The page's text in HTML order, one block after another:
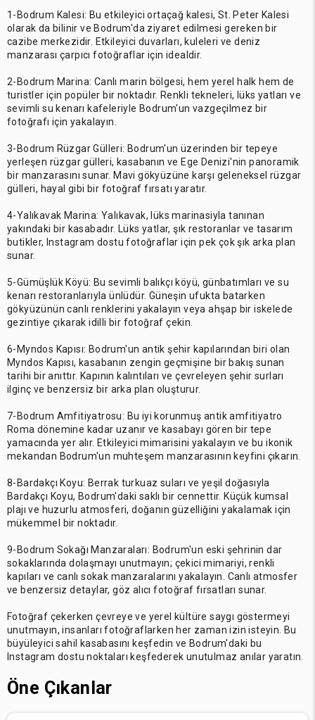
1-Bodrum Kalesi: Bu etkileyici ortaçağ kalesi, St. Peter Kalesi
olarak da bilinir ve Bodrum'da ziyaret edilmesi gereken bir
cazibe merkezidir. Etkileyici duvarları, kuleleri ve deniz
manzarası çarpıcı fotoğraflar için idealdir.
2-Bodrum Marina: Canlı marin bölgesi, hem yerel halk hem de
turistler için popüler bir noktadır. Renkli tekneleri, lüks yatları ve
sevimli su kenarı kafeleriyle Bodrum'un vazgeçilmez bir
fotoğrafı için yakalayın.
3-Bodrum Rüzgar Gülleri: Bodrum'un üzerinden bir tepeye
yerleşen rüzgar gülleri, kasabanın ve Ege Denizi'nin panoramik
bir manzarasını sunar. Mavi gökyüzüne karşı geleneksel rüzgar
gülleri, hayal gibi bir fotoğraf fırsatı yaratır.
4-Yalıkavak Marina: Yalıkavak, lüks marinasiyla tanınan
yakındaki bir kasabadır. Lüks yatlar, şık restoranlar ve tasarım
butikler, Instagram dostu fotoğraflar için pek çok şık arka plan
sunar.
5-Gümüşlük Köyü: Bu sevimli balıkçı köyü, günbatımları ve su
kenarı restoranlarıyla ünlüdür. Güneşin ufukta batarken
gökyüzünün canlı renklerini yakalayın veya ahşap bir iskelede
gezintiye çıkarak idilli bir fotoğraf çekin.
6-Myndos Kapısı: Bodrum'un antik şehir kapılarından biri olan
Myndos Kapısı, kasabanın zengin geçmişine bir bakış sunan
tarihi bir anıttır. Kapının kalıntıları ve çevreleyen şehir surları
ilginç ve benzersiz bir arka plan oluşturur.
7-Bodrum Amfitiyatrosu: Bu iyi korunmuş antik amfitiyatro
Roma dönemine kadar uzanır ve kasabayı gören bir tepe
yamacında yer alır. Etkileyici mimarisini yakalayın ve bu ikonik
mekandan Bodrum'un muhteşem manzarasının keyfini çıkarın.
8-Bardakçı Koyu: Berrak turkuaz suları ve yeşil doğasıyla
Bardakçı Koyu, Bodrum'daki saklı bir cennettir. Küçük kumsal
plajı ve huzurlu atmosferi, doğanın güzelliğini yakalamak için
mükemmel bir noktadır.
9-Bodrum Sokağı Manzaraları: Bodrum'un eski şehrinin dar
sokaklarında dolaşmayı unutmayın; çekici mimariyi, renkli
kapıları ve canlı sokak manzaralarını yakalayın. Canlı atmosfer
ve benzersiz detaylar, göz alıcı fotoğraf fırsatları sunar.
Fotoğraf çekerken çevreye ve yerel kültüre saygı göstermeyi
unutmayın, insanları fotoğraflarken her zaman izin isteyin. Bu
büyüleyici sahil kasabasını keşfedin ve Bodrum'daki bu
Instagram dostu noktaları keşfederek unutulmaz anılar yaratın.
Öne Çıkanlar